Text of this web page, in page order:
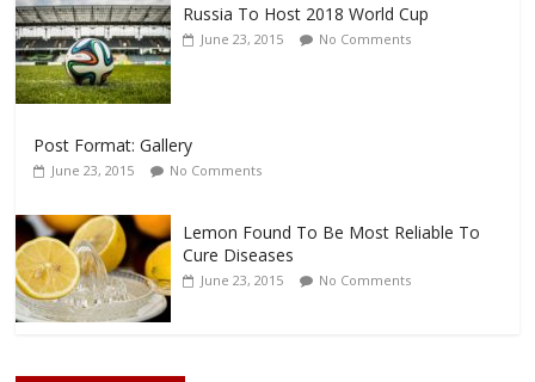
Russia To Host 2018 World Cup
June 23, 2015 No Comments
Post Format: Gallery
June 23, 2015 No Comments
Lemon Found To Be Most Reliable To
Cure Diseases
June 23, 2015 No Comments